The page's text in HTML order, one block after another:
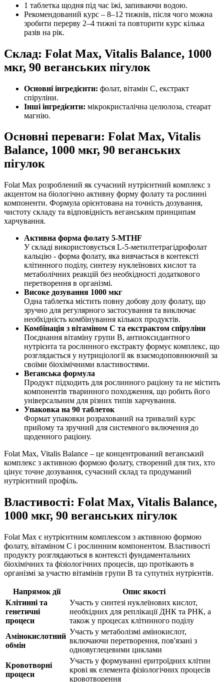
1 таблетка щодня під час їжі, запиваючи водою.
Рекомендований курс – 8–12 тижнів, після чого можна
зробити перерву 2–4 тижні та повторити курс кілька
разів на рік.
Склад: Folat Max, Vitalis Balance, 1000
мкг, 90 веганських пігулок
Основні інгредієнти: фолат, вітамін С, екстракт
спіруліни.
Інші інгредієнти: мікрокристалічна целюлоза, стеарат
магнію.
Основні переваги: Folat Max, Vitalis
Balance, 1000 мкг, 90 веганських
пігулок
Folat Max розроблений як сучасний нутрієнтний комплекс з
акцентом на біологічно активну форму фолату та рослинні
компоненти. Формула орієнтована на точність дозування,
чистоту складу та відповідність веганським принципам
харчування.
Активна форма фолату 5-MTHF
У складі використовується L-5-метилтетрагідрофолат
кальцію - форма фолату, яка вивчається в контексті
клітинного поділу, синтезу нуклеїнових кислот та
метаболічних реакцій без необхідності додаткового
перетворення в організмі.
Високе дозування 1000 мкг
Одна таблетка містить повну добову дозу фолату, що
зручно для регулярного застосування та виключає
необхідність комбінування кількох продуктів.
Комбінація з вітаміном C та екстрактом спіруліни
Поєднання вітаміну групи B, антиоксидантного
нутрієнта та рослинного екстракту формує комплекс, що
розглядається у нутриціології як взаємодоповнюючий за
своїми біохімічними властивостями.
Веганська формула
Продукт підходить для рослинного раціону та не містить
компонентів тваринного походження, що робить його
універсальним для різних типів харчування.
Упаковка на 90 таблеток
Формат упаковки розрахований на тривалий курс
прийому та зручний для системного включення до
щоденного раціону.
Folat Max, Vitalis Balance – це концентрований веганський
комплекс з активною формою фолату, створений для тих, хто
цінує точне дозування, сучасний склад та продуманий
нутрієнтний профіль.
Властивості: Folat Max, Vitalis Balance,
1000 мкг, 90 веганських пігулок
Folat Max є нутрієнтним комплексом з активною формою
фолату, вітаміном C і рослинним компонентом. Властивості
продукту розглядаються в контексті фундаментальних
біохімічних та фізіологічних процесів, що протікають в
організмі за участю вітамінів групи B та супутніх нутрієнтів.
Напрямок дії
Опис якості
Клітинні та
генетичні
процеси
Участь у синтезі нуклеїнових кислот,
необхідних для реплікації ДНК та РНК, а
також у процесах клітинного поділу
Амінокислотний
обмін
Участь у метаболізмі амінокислот,
включаючи перетворення, пов'язані з
одновуглецевими циклами
Кровотворні
процеси
Участь у формуванні еритроїдних клітин
крові як елемента фізіологічних процесів
кровотворення